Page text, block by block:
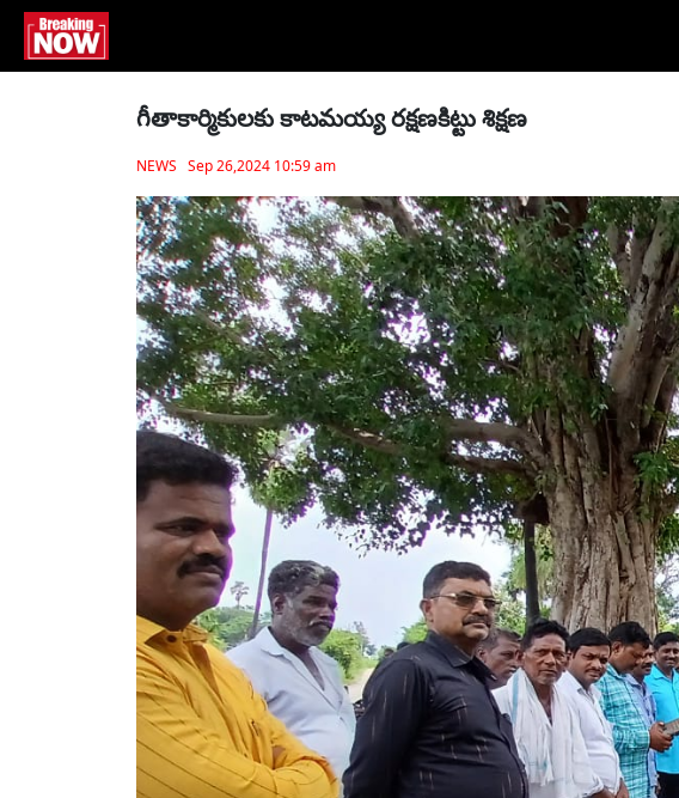
గీతాకార్మికులకు కాటమయ్య రక్షణకిట్టు శిక్షణ
NEWS Sep 26,2024 10:59 am